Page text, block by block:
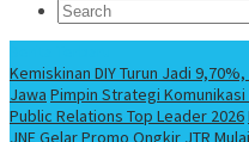
Kemiskinan DIY Turun Jadi
Jawa Pimpin Strategi Komunikasi
Public Relations Top Leader 2026
JNE Gelar Promo Ongkir JTR